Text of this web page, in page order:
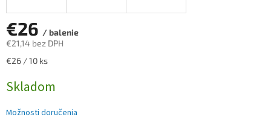
€26 / balenie
€21,14 bez DPH
Jednotková
€26 / 10 ks
Skladom
Možnosti doručenia